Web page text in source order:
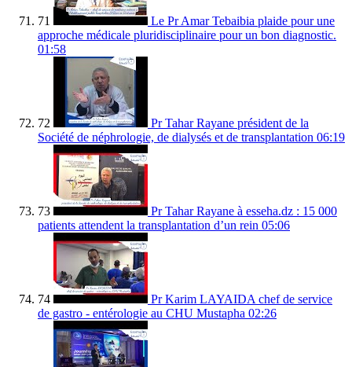
71
Le Pr Amar Tebaibia plaide pour une
approche médicale pluridisciplinaire pour un bon diagnostic.
01:58
72
Pr Tahar Rayane président de la
Société de néphrologie, de dialysés et de transplantation 06:19
73
Pr Tahar Rayane à esseha.dz : 15 000
patients attendent la transplantation d’un rein 05:06
74
Pr Karim LAYAIDA chef de service
de gastro - entérologie au CHU Mustapha 02:26